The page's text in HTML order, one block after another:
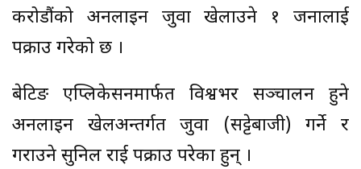
करोडौंको अनलाइन जुवा खेलाउने १ जनालाई
पक्राउ गरेको छ ।
बेटिङ एप्लिकेसनमार्फत विश्वभर सञ्चालन हुने
अनलाइन खेलअन्तर्गत जुवा (सट्टेबाजी) गर्ने र
गराउने सुनिल राई पक्राउ परेका हुन् ।